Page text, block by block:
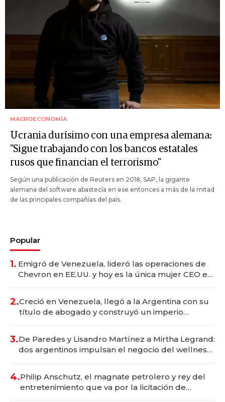
MACROECONOMÍA
Ucrania durísimo con una empresa alemana:
"Sigue trabajando con los bancos estatales
rusos que financian el terrorismo"
Según una publicación de Reuters en 2018, SAP, la gigante
alemana del software abastecía en ese entonces a más de la mitad
de las principales compañías del país.
Popular
1. Emigró de Venezuela, lideró las operaciones de
Chevron en EE.UU. y hoy es la única mujer CEO en
2.Creció en Venezuela, llegó a la Argentina con su
título de abogado y construyó un imperio
3.De Paredes y Lisandro Martínez a Mirtha Legrand:
dos argentinos impulsan el negocio del wellness
4.Philip Anschutz, el magnate petrolero y rey del
entretenimiento que va por la licitación de